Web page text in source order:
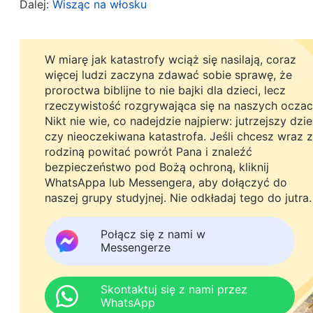
wykraczają poza Biblię. Twoja wiara w Boga
Wszechmogącego? Pewnie od pastora Li”.
kiedy działał? Nauczał o pokucie i nie
Testamencie? Dzieło i słowa Pana wyszły
Boga Jahwe wierząc w Pana?”. Milczał
odkrywają tajemnice Biblii. On wyjaśnia, czemu
prawdy, które obmywają i zbawiają ludzi. Jego
Duch mówi do kościołów«(Obj 2:7). Czytałam
Wszechmogący to Pan Jezus, który powrócił.
być zdradą Pana Jezusa?”. Pastor Hong nie dał
Upewnij się tylko, że tego nie pożałujesz”.
Dalej: Wisząc na włosku
W miarę jak katastrofy wciąż się nasilają, coraz
więcej ludzi zaczyna zdawać sobie sprawę, że
proroctwa biblijne to nie bajki dla dzieci, lecz
rzeczywistość rozgrywająca się na naszych
Nikt nie wie, co nadejdzie najpierw: jutrzejszy
czy nieoczekiwana katastrofa. Jeśli chcesz wraz z
rodziną powitać powrót Pana i znaleźć
bezpieczeństwo pod Bożą ochroną, kliknij
WhatsAppa lub Messengera, aby dołączyć do
naszej grupy studyjnej. Nie odkładaj tego do jutra.
Połącz się z nami w
Messengerze
Skontaktuj się z nami przez
WhatsApp